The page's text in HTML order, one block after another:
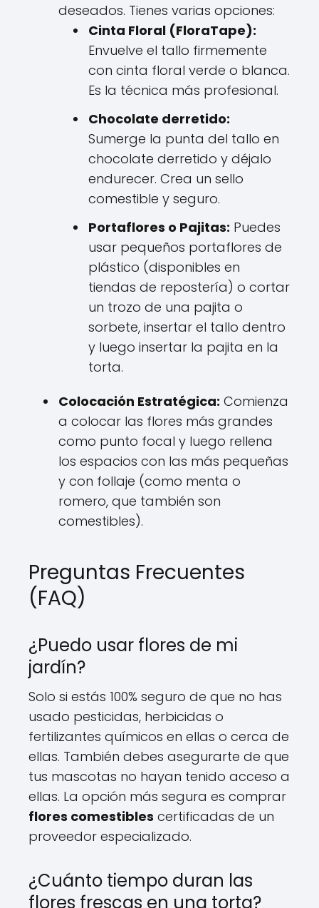
deseados. Tienes varias opciones:
Cinta Floral (FloraTape):
Envuelve el tallo firmemente
con cinta floral verde o blanca.
Es la técnica más profesional.
Chocolate derretido:
Sumerge la punta del tallo en
chocolate derretido y déjalo
endurecer. Crea un sello
comestible y seguro.
Portaflores o Pajitas: Puedes
usar pequeños portaflores de
plástico (disponibles en
tiendas de repostería) o cortar
un trozo de una pajita o
sorbete, insertar el tallo dentro
y luego insertar la pajita en la
torta.
Colocación Estratégica: Comienza
a colocar las flores más grandes
como punto focal y luego rellena
los espacios con las más pequeñas
y con follaje (como menta o
romero, que también son
comestibles).
Preguntas Frecuentes
(FAQ)
¿Puedo usar flores de mi
jardín?
Solo si estás 100% seguro de que no has
usado pesticidas, herbicidas o
fertilizantes químicos en ellas o cerca de
ellas. También debes asegurarte de que
tus mascotas no hayan tenido acceso a
ellas. La opción más segura es comprar
flores comestibles certificadas de un
proveedor especializado.
¿Cuánto tiempo duran las
flores frescas en una torta?